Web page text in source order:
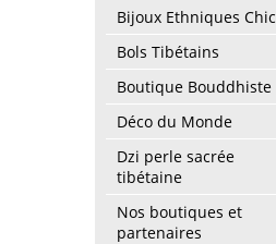
Bijoux Ethniques Chic
Bols Tibétains
Boutique Bouddhiste
Déco du Monde
Dzi perle sacrée
tibétaine
Nos boutiques et
partenaires